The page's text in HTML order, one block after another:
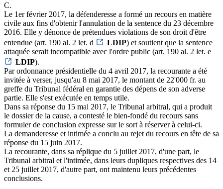
C.
Le 1er février 2017, la défenderesse a formé un recours en matière
civile aux fins d'obtenir l'annulation de la sentence du 23 décembre
2016. Elle y dénonce de prétendues violations de son droit d'être
entendue (art. 190 al. 2 let. d
LDIP) et soutient que la sentence
attaquée serait incompatible avec l'ordre public (art. 190 al. 2 let. e
LDIP).
Par ordonnance présidentielle du 4 avril 2017, la recourante a été
invitée à verser, jusqu'au 8 mai 2017, le montant de 22'000 fr. au
greffe du Tribunal fédéral en garantie des dépens de son adverse
partie. Elle s'est exécutée en temps utile.
Dans sa réponse du 15 mai 2017, le Tribunal arbitral, qui a produit
le dossier de la cause, a contesté le bien-fondé du recours sans
formuler de conclusion expresse sur le sort à réserver à celui-ci.
La demanderesse et intimée a conclu au rejet du recours en tête de sa
réponse du 15 juin 2017.
La recourante, dans sa réplique du 5 juillet 2017, d'une part, le
Tribunal arbitral et l'intimée, dans leurs dupliques respectives des 14
et 25 juillet 2017, d'autre part, ont maintenu leurs précédentes
conclusions.